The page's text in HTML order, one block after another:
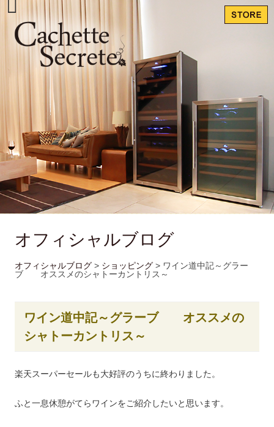
オフィシャルブログ
オフィシャルブログ > ショッピング > ワイン道中記～グラー
ブ オススメのシャトーカントリス～
ワイン道中記～グラーブ オススメの
シャトーカントリス～
楽天スーパーセールも大好評のうちに終わりました。
ふと一息休憩がてらワインをご紹介したいと思います。